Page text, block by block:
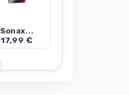
Sonax...
17,99 €